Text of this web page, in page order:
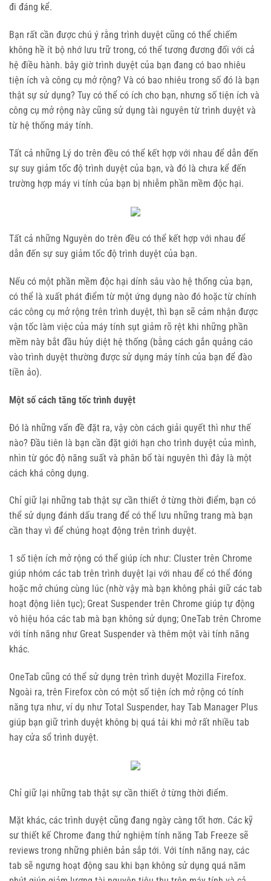
đi đáng kể.
Bạn rất cần được chú ý rằng trình duyệt cũng có thể chiếm
không hề ít bộ nhớ lưu trữ trong, có thể tương đương đối với cả
hệ điều hành. bây giờ trình duyệt của bạn đang có bao nhiêu
tiện ích và công cụ mở rộng? Và có bao nhiêu trong số đó là bạn
thật sự sử dụng? Tuy có thể có ích cho bạn, nhưng số tiện ích và
công cụ mở rộng này cũng sử dụng tài nguyên từ trình duyệt và
từ hệ thống máy tính.
Tất cả những Lý do trên đều có thể kết hợp với nhau để dẫn đến
sự suy giảm tốc độ trình duyệt của bạn, và đó là chưa kể đến
trường hợp máy vi tính của bạn bị nhiễm phần mềm độc hại.
Tất cả những Nguyên do trên đều có thể kết hợp với nhau để
dẫn đến sự suy giảm tốc độ trình duyệt của bạn.
Nếu có một phần mềm độc hại dính sâu vào hệ thống của bạn,
có thể là xuất phát điểm từ một ứng dụng nào đó hoặc từ chính
các công cụ mở rộng trên trình duyệt, thì bạn sẽ cảm nhận được
vận tốc làm việc của máy tính sụt giảm rõ rệt khi những phần
mềm này bắt đầu hủy diệt hệ thống (bằng cách gắn quảng cáo
vào trình duyệt thường được sử dụng máy tính của bạn để đào
tiền ảo).
Một số cách tăng tốc trình duyệt
Đó là những vấn đề đặt ra, vậy còn cách giải quyết thì như thế
nào? Đầu tiên là bạn cần đặt giới hạn cho trình duyệt của mình,
nhìn từ góc độ năng suất và phân bổ tài nguyên thì đây là một
cách khá công dụng.
Chỉ giữ lại những tab thật sự cần thiết ở từng thời điểm, bạn có
thể sử dụng đánh dấu trang để có thể lưu những trang mà bạn
cần thay vì để chúng hoạt động trên trình duyệt.
1 số tiện ích mở rộng có thể giúp ích như: Cluster trên Chrome
giúp nhóm các tab trên trình duyệt lại với nhau để có thể đóng
hoặc mở chúng cùng lúc (nhờ vậy mà bạn không phải giữ các tab
hoạt động liên tục); Great Suspender trên Chrome giúp tự động
vô hiệu hóa các tab mà bạn không sử dụng; OneTab trên Chrome
với tính năng như Great Suspender và thêm một vài tính năng
khác.
OneTab cũng có thể sử dụng trên trình duyệt Mozilla Firefox.
Ngoài ra, trên Firefox còn có một số tiện ích mở rộng có tính
năng tựa như, ví dụ như Total Suspender, hay Tab Manager Plus
giúp bạn giữ trình duyệt không bị quá tải khi mở rất nhiều tab
hay cửa sổ trình duyệt.
Chỉ giữ lại những tab thật sự cần thiết ở từng thời điểm.
Mặt khác, các trình duyệt cũng đang ngày càng tốt hơn. Các kỹ
sư thiết kế Chrome đang thử nghiệm tính năng Tab Freeze sẽ
reviews trong những phiên bản sắp tới. Với tính năng nay, các
tab sẽ ngưng hoạt động sau khi bạn không sử dụng quá năm